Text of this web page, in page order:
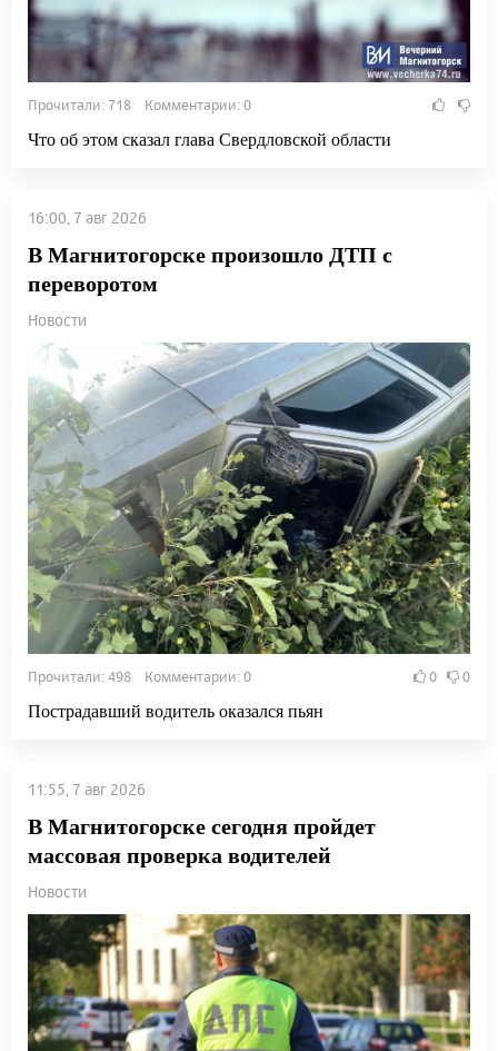
Прочитали: 718 Комментарии: 0
Что об этом сказал глава Свердловской области
16:00, 7 авг 2026
В Магнитогорске произошло ДТП с
переворотом
Новости
Прочитали: 498 Комментарии: 0 0 0
Пострадавший водитель оказался пьян
11:55, 7 авг 2026
В Магнитогорске сегодня пройдет
массовая проверка водителей
Новости